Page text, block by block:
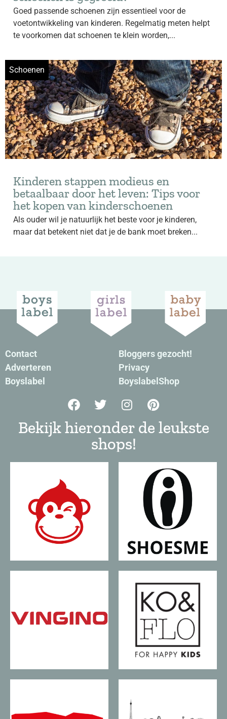
Goed passende schoenen zijn essentieel voor de
voetontwikkeling van kinderen. Regelmatig meten helpt
te voorkomen dat schoenen te klein worden,...
Schoenen
Kinderen stappen modieus en
betaalbaar door het leven: Tips voor
het kopen van kinderschoenen
Als ouder wil je natuurlijk het beste voor je kinderen,
maar dat betekent niet dat je de bank moet breken...
Contact
Adverteren
Boyslabel
Bloggers gezocht!
Privacy
BoyslabelShop
Bekijk hieronder de leukste
shops!